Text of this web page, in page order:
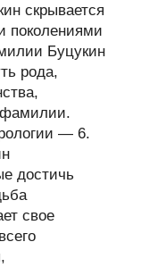
скрывается
поколениями
Буцукин
рода,
фамилии.
— 6.
достичь
свое